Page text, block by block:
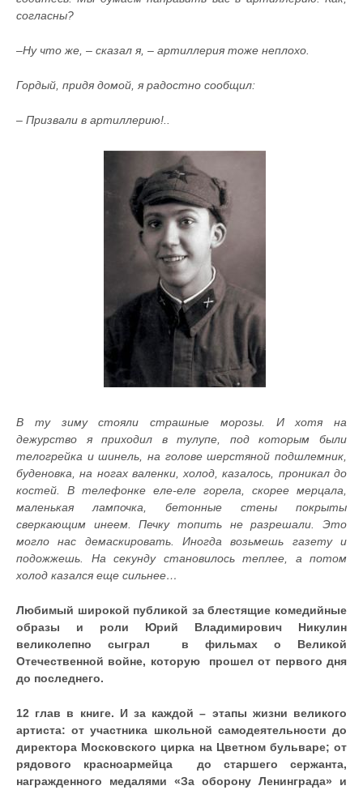
согласны?
–Ну что же, – сказал я, – артиллерия тоже неплохо.
Гордый, придя домой, я радостно сообщил:
– Призвали в артиллерию!..
В ту зиму стояли страшные морозы. И хотя на
дежурство я приходил в тулупе, под которым были
телогрейка и шинель, на голове шерстяной подшлемник,
буденовка, на ногах валенки, холод, казалось, проникал до
костей. В телефонке еле-еле горела, скорее мерцала,
маленькая лампочка, бетонные стены покрыты
сверкающим инеем. Печку топить не разрешали. Это
могло нас демаскировать. Иногда возьмешь газету и
подожжешь. На секунду становилось теплее, а потом
холод казался еще сильнее…
Любимый широкой публикой за блестящие комедийные
образы и роли Юрий Владимирович Никулин
великолепно сыграл в фильмах о Великой
Отечественной войне, которую прошел от первого дня
до последнего.
12 глав в книге. И за каждой – этапы жизни великого
артиста: от участника школьной самодеятельности до
директора Московского цирка на Цветном бульваре; от
рядового красноармейца до старшего сержанта,
награжденного медалями «За оборону Ленинграда» и